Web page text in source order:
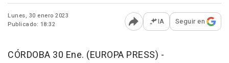
Lunes, 30 enero 2023
Publicado: 18:32
Abrir opciones para
IA Seguir en
CÓRDOBA 30 Ene. (EUROPA PRESS) -